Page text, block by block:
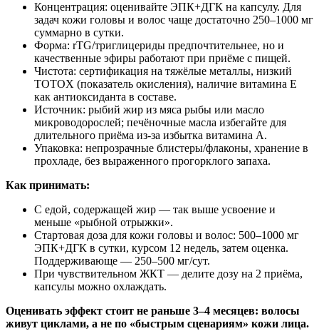
Концентрация: оценивайте ЭПК+ДГК на капсулу. Для
задач кожи головы и волос чаще достаточно 250–1000 мг
суммарно в сутки.
Форма: rTG/триглицериды предпочтительнее, но и
качественные эфиры работают при приёме с пищей.
Чистота: сертификация на тяжёлые металлы, низкий
TOTOX (показатель окисления), наличие витамина Е
как антиоксиданта в составе.
Источник: рыбий жир из мяса рыбы или масло
микроводорослей; печёночные масла избегайте для
длительного приёма из‑за избытка витамина A.
Упаковка: непрозрачные блистеры/флаконы, хранение в
прохладе, без выраженного прогорклого запаха.
Как принимать:
С едой, содержащей жир — так выше усвоение и
меньше «рыбной отрыжки».
Стартовая доза для кожи головы и волос: 500–1000 мг
ЭПК+ДГК в сутки, курсом 12 недель, затем оценка.
Поддерживающе — 250–500 мг/сут.
При чувствительном ЖКТ — делите дозу на 2 приёма,
капсулы можно охлаждать.
Оценивать эффект стоит не раньше 3–4 месяцев: волосы
живут циклами, а не по «быстрым сценариям» кожи лица.